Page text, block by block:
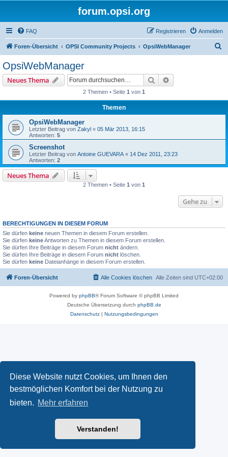
Diese Website nutzt Cookies, um Ihnen den
bestmöglichen Komfort bei der Nutzung zu
bieten. Mehr erfahren
Verstanden!
forum.opsi.org
FAQ Anmelden
Registrieren
Foren-Übersicht OPSI Community Projects OpsiWebManager
OpsiWebManager
Neues Thema Suche
2 Themen • Seite 1 von 1
Themen
OpsiWebManager
Letzter Beitrag von Zakyl « 05 Mär 2013, 16:15
Antworten: 5
Screenshot
Letzter Beitrag von Antoine GUEVARA « 14 Dez 2011, 23:23
Antworten: 2
Neues Thema
2 Themen • Seite 1 von 1
Gehe zu
BERECHTIGUNGEN IN DIESEM FORUM
Sie dürfen keine neuen Themen in diesem Forum erstellen.
Sie dürfen keineAntworten zu Themen in diesem Forum erstellen.
Sie dürfen Ihre Beiträge in diesem Forum nicht ändern.
Sie dürfen Ihre Beiträge in diesem Forum nicht löschen.
Sie dürfen keine Dateianhänge in diesem Forum erstellen.
Foren-Übersicht Alle Zeiten sind UTC+02:00
Alle Cookies löschen
Powered by phpBB® Forum Software © phpBB Limited
Deutsche Übersetzung durch phpBB.de
Datenschutz| Nutzungsbedingungen